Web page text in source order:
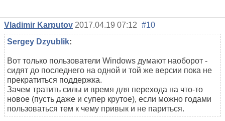
Vladimir Karputov 2017.04.19 07:12 #10
Sergey Dzyublik:
Вот только пользователи Windows думают наоборот -
сидят до последнего на одной и той же версии пока не
прекратиться поддержка.
Зачем тратить силы и время для перехода на что-то
новое (пусть даже и супер крутое), если можно годами
пользоваться тем к чему привык и не париться.